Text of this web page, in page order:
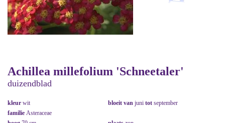
Achillea millefolium 'Schneetaler'
duizendblad
kleur wit bloeit van juni tot september
familie Asteraceae